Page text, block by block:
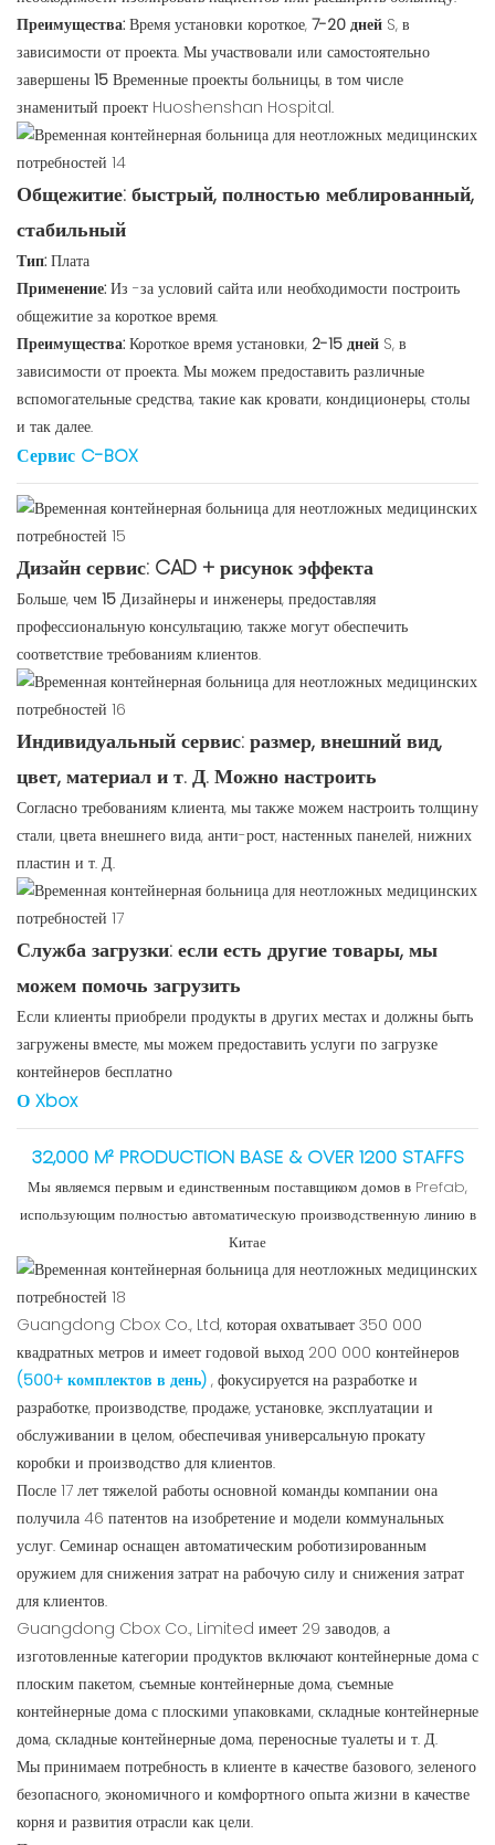
Преимущества: Время установки короткое, 7-20 дней S, в
зависимости от проекта. Мы участвовали или самостоятельно
завершены 15 Временные проекты больницы, в том числе
знаменитый проект Huoshenshan Hospital.
Общежитие: быстрый, полностью меблированный,
стабильный
Тип: Плата
Применение: Из -за условий сайта или необходимости построить
общежитие за короткое время.
Преимущества: Короткое время установки, 2-15 дней S, в
зависимости от проекта. Мы можем предоставить различные
вспомогательные средства, такие как кровати, кондиционеры, столы
и так далее.
Сервис C-BOX
Дизайн сервис: CAD + рисунок эффекта
Больше, чем 15 Дизайнеры и инженеры, предоставляя
профессиональную консультацию, также могут обеспечить
соответствие требованиям клиентов.
Индивидуальный сервис: размер, внешний вид,
цвет, материал и т. Д. Можно настроить
Согласно требованиям клиента, мы также можем настроить толщину
стали, цвета внешнего вида, анти-рост, настенных панелей, нижних
пластин и т. Д.
Служба загрузки: если есть другие товары, мы
можем помочь загрузить
Если клиенты приобрели продукты в других местах и ​​должны быть
загружены вместе, мы можем предоставить услуги по загрузке
контейнеров бесплатно
О Xbox
32,000 M² PRODUCTION BASE & OVER 1200 STAFFS
Мы являемся первым и единственным поставщиком домов в Prefab,
использующим полностью автоматическую производственную линию в
Китае
Guangdong Cbox Co., Ltd, которая охватывает 350 000
квадратных метров и имеет годовой выход 200 000 контейнеров
(500+ комплектов в день) , фокусируется на разработке и
разработке, производстве, продаже, установке, эксплуатации и
обслуживании в целом, обеспечивая универсальную прокату
коробки и производство для клиентов.
После 17 лет тяжелой работы основной команды компании она
получила 46 патентов на изобретение и модели коммунальных
услуг. Семинар оснащен автоматическим роботизированным
оружием для снижения затрат на рабочую силу и снижения затрат
для клиентов.
Guangdong Cbox Co., Limited имеет 29 заводов, а
изготовленные категории продуктов включают контейнерные дома с
плоским пакетом, съемные контейнерные дома, съемные
контейнерные дома с плоскими упаковками, складные контейнерные
дома, складные контейнерные дома, переносные туалеты и т. Д.
Мы принимаем потребность в клиенте в качестве базового, зеленого
безопасного, экономичного и комфортного опыта жизни в качестве
корня и развития отрасли как цели.